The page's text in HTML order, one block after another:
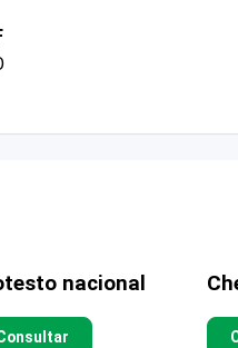
nacional